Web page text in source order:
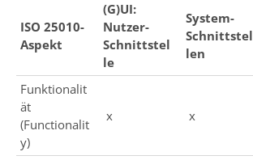
ISO 25010-
Aspekt
(G)UI:
Nutzer-
Schnittstel
le
System-
Schnittstel
len
Funktionalit
ät
(Functionalit
y)
x x